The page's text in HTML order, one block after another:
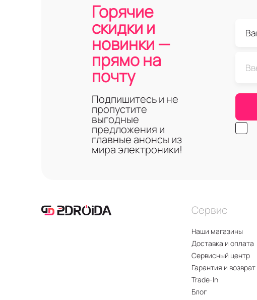
Горячие
скидки и
новинки —
прямо на
почту
Подпишитесь и не
пропустите
выгодные
предложения и
главные анонсы из
мира электроники!
Сервис
Наши магазины
Доставка и оплата
Сервисный центр
Гарантия и возврат
Trade-In
Блог